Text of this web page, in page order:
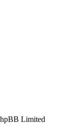
Limited